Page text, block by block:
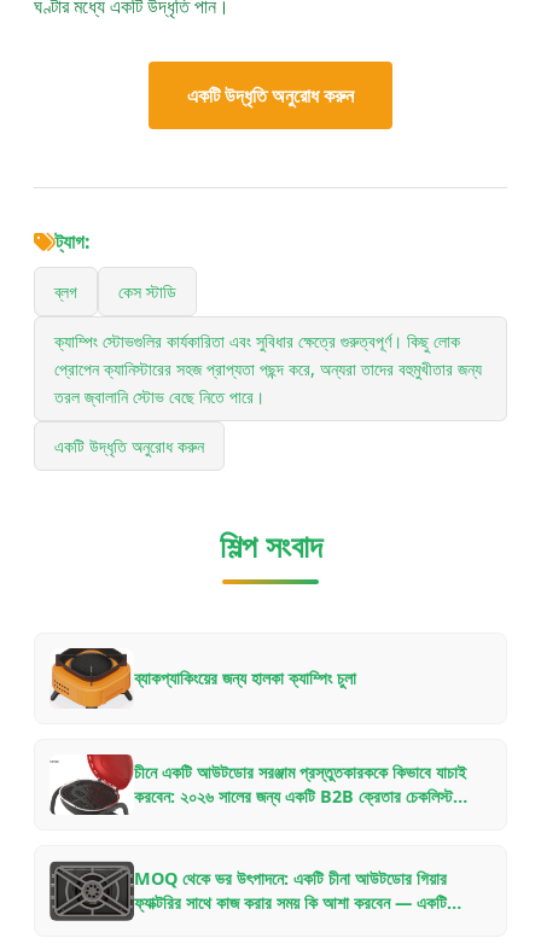
ঘণ্টার মধ্যে একটি উদ্ধৃতি পান।
একটি উদ্ধৃতি অনুরোধ করুন
ট্যাগ:
ব্লগ কেস স্টাডি
ক্যাম্পিং স্টোভগুলির কার্যকারিতা এবং সুবিধার ক্ষেত্রে গুরুত্বপূর্ণ। কিছু লোক
প্রোপেন ক্যানিস্টারের সহজ প্রাপ্যতা পছন্দ করে, অন্যরা তাদের বহুমুখীতার জন্য
তরল জ্বালানি স্টোভ বেছে নিতে পারে।
একটি উদ্ধৃতি অনুরোধ করুন
শিল্প সংবাদ
ব্যাকপ্যাকিংয়ের জন্য হালকা ক্যাম্পিং চুলা
চীনে একটি আউটডোর সরঞ্জাম প্রস্তুতকারককে কিভাবে যাচাই
করবেন: ২০২৬ সালের জন্য একটি B2B ক্রেতার চেকলিস্ট
MOQ থেকে ভর উৎপাদনে: একটি চীনা আউটডোর গিয়ার
ফ্যাক্টরির সাথে কাজ করার সময় কি আশা করবেন — একটি